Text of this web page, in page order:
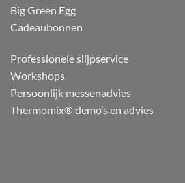
Big Green Egg
Cadeaubonnen
Professionele slijpservice
Workshops
Persoonlijk messenadvies
Thermomix® demo’s en advies